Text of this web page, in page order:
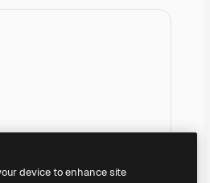
device to enhance site